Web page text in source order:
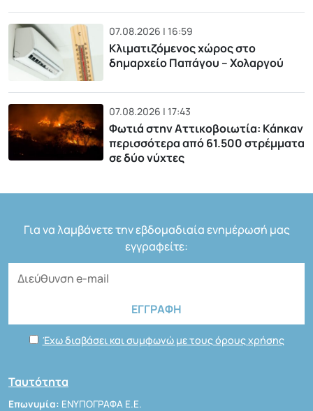
07.08.2026 | 16:59
Κλιματιζόμενος χώρος στο
δημαρχείο Παπάγου – Χολαργού
07.08.2026 | 17:43
Φωτιά στην Αττικοβοιωτία: Kάηκαν
περισσότερα από 61.500 στρέμματα
σε δύο νύχτες
Για να λαμβάνετε την εβδομαδιαία ενημέρωσή μας
εγγραφείτε:
Έχω διαβάσει και συμφωνώ με τους όρους χρήσης
Ταυτότητα
Επωνυμία: ΕΝΥΠΟΓΡΑΦΑ Ε.Ε.